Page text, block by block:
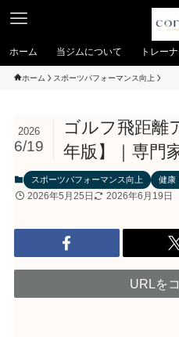
ホーム 当ジムについて トレー
ホーム スポーツパフォーマンス向上
ゴルフ飛距離
年版】｜専門
2026
6/19
スポーツパフォーマンス向上 健康
2026年5月25日 2026年6月19日
URLを